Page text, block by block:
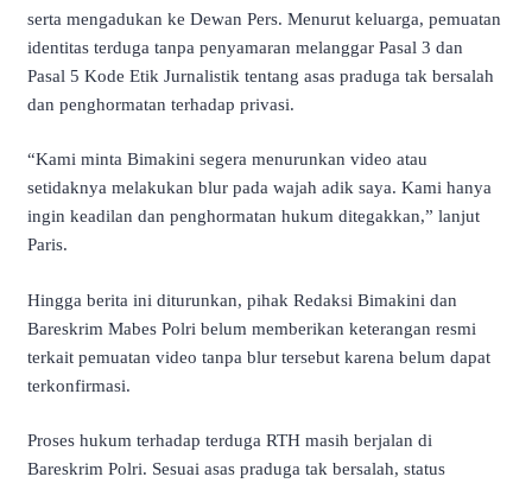
serta mengadukan ke Dewan Pers. Menurut keluarga, pemuatan
identitas terduga tanpa penyamaran melanggar Pasal 3 dan
Pasal 5 Kode Etik Jurnalistik tentang asas praduga tak bersalah
dan penghormatan terhadap privasi.
“Kami minta Bimakini segera menurunkan video atau
setidaknya melakukan blur pada wajah adik saya. Kami hanya
ingin keadilan dan penghormatan hukum ditegakkan,” lanjut
Paris.
Hingga berita ini diturunkan, pihak Redaksi Bimakini dan
Bareskrim Mabes Polri belum memberikan keterangan resmi
terkait pemuatan video tanpa blur tersebut karena belum dapat
terkonfirmasi.
Proses hukum terhadap terduga RTH masih berjalan di
Bareskrim Polri. Sesuai asas praduga tak bersalah, status